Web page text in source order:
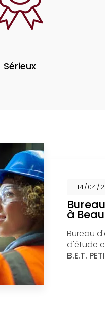
Sérieux
14/04/
à
Bureau
d'étude
B.E.T.